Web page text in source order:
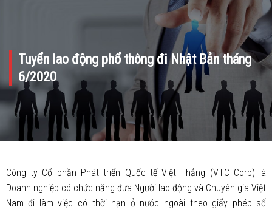
Tuyển lao động phổ thông đi Nhật Bản tháng
6/2020
Công ty Cổ phần Phát triển Quốc tế Việt Thắng (VTC Corp) là
Doanh nghiệp có chức năng đưa Người lao động và Chuyên gia Việt
Nam đi làm việc có thời hạn ở nước ngoài theo giấy phép số